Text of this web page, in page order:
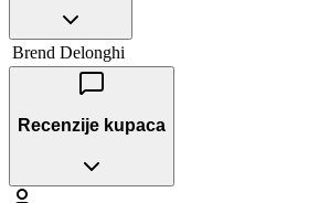
Brend Delonghi
Recenzije kupaca